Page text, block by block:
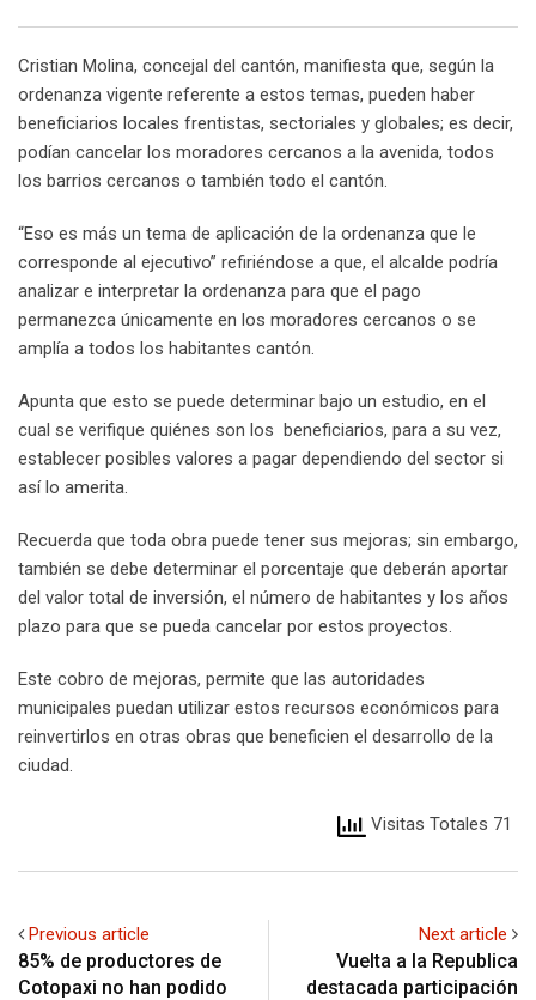
Cristian Molina, concejal del cantón, manifiesta que, según la
ordenanza vigente referente a estos temas, pueden haber
beneficiarios locales frentistas, sectoriales y globales; es decir,
podían cancelar los moradores cercanos a la avenida, todos
los barrios cercanos o también todo el cantón.
“Eso es más un tema de aplicación de la ordenanza que le
corresponde al ejecutivo” refiriéndose a que, el alcalde podría
analizar e interpretar la ordenanza para que el pago
permanezca únicamente en los moradores cercanos o se
amplía a todos los habitantes cantón.
Apunta que esto se puede determinar bajo un estudio, en el
cual se verifique quiénes son los beneficiarios, para a su vez,
establecer posibles valores a pagar dependiendo del sector si
así lo amerita.
Recuerda que toda obra puede tener sus mejoras; sin embargo,
también se debe determinar el porcentaje que deberán aportar
del valor total de inversión, el número de habitantes y los años
plazo para que se pueda cancelar por estos proyectos.
Este cobro de mejoras, permite que las autoridades
municipales puedan utilizar estos recursos económicos para
reinvertirlos en otras obras que beneficien el desarrollo de la
ciudad.
Visitas Totales 71
Previous article
85% de productores de
Cotopaxi no han podido
Next article
Vuelta a la Republica
destacada participación